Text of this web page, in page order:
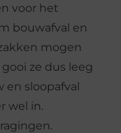
voor het
bouwafval en
mogen
ze dus leeg
en sloopafval
wel in.